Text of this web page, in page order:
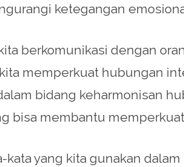
ketegangan
berkomunikasi dengan
memperkuat hubungan
bidang keharmonisan
bisa membantu
kata yang kita gunakan